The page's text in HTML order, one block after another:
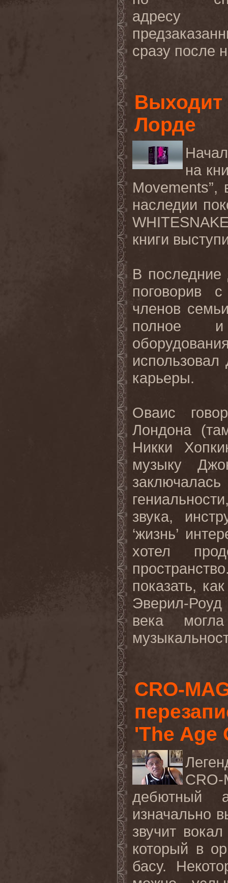
сразу после
Выходит
Лорде
на
Movements”,
наследии
книги
В последние
поговорив
членов
полное и
карьеры.
Оваис
Лондона
Никки
музыку
звука,
‘жизнь’
хотел
показать,
Эверил-
века
CRO-
'The Age
дебютный
изначально
звучит
который в
басу.